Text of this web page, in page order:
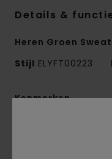
Details &
Heren Groen
Stijl ELYFT00223
Kenmerken
20% Gerecycled